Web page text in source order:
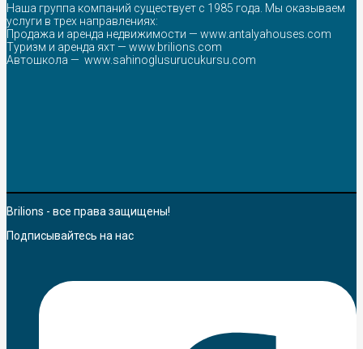
Наша группа компаний существует с 1985 года. Мы оказываем
услуги в трех направлениях:
Продажа и аренда недвижимости — www.antalyahouses.com
Туризм и аренда яхт — www.brilions.com
Автошкола — www.sahinoglusurucukursu.com
Brilions - все права защищены!
Подписывайтесь на нас